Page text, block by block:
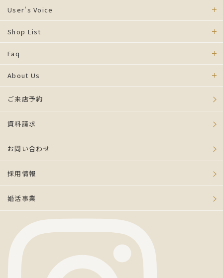
User's Voice
Shop List
Faq
About Us
ご来店予約
資料請求
お問い合わせ
採用情報
婚活事業